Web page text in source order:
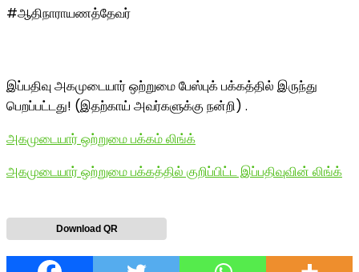
#ஆதிநாராயணத்தேவர்
இப்பதிவு அகமுடையார் ஒற்றுமை பேஸ்புக் பக்கத்தில் இருந்து
பெறப்பட்டது! (இதற்காய் அவர்களுக்கு நன்றி) .
அகமுடையார் ஒற்றுமை பக்கம் லிங்க்
அகமுடையார் ஒற்றுமை பக்கத்தில் குறிப்பிட்ட இப்பதிவுவின் லிங்க்
Download QR